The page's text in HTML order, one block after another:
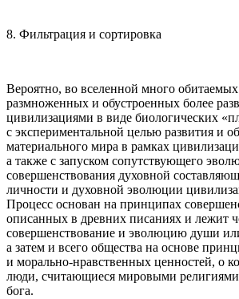
8. Фильтрация и сортировка
Вероятно, во вселенной много
размноженных и обустроенных более
цивилизациями в виде биологических
с экспериментальной целью развития и
материального мира в рамках
а также с запуском сопутствующего
совершенствования духовной
личности и духовной эволюции
Процесс основан на принципах
описанных в древних писаниях и лежит
совершенствование и эволюцию души
а затем и всего общества на основе
и морально-нравственных ценностей, о
люди, считающиеся мировыми
бога.